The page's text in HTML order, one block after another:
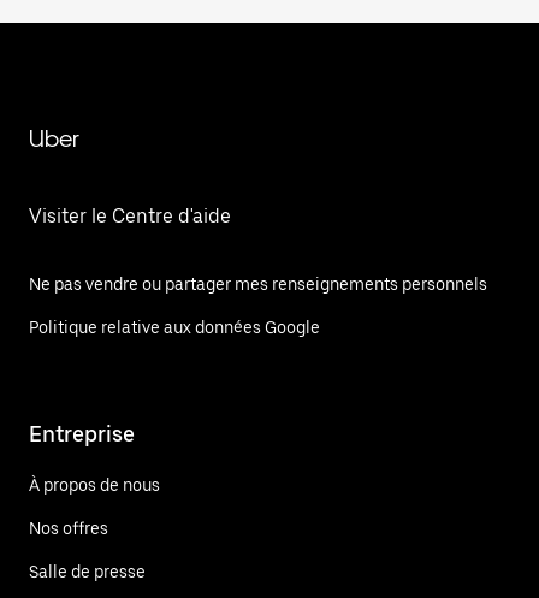
Uber
Visiter le Centre d'aide
Ne pas vendre ou partager mes renseignements personnels
Politique relative aux données Google
Entreprise
À propos de nous
Nos offres
Salle de presse